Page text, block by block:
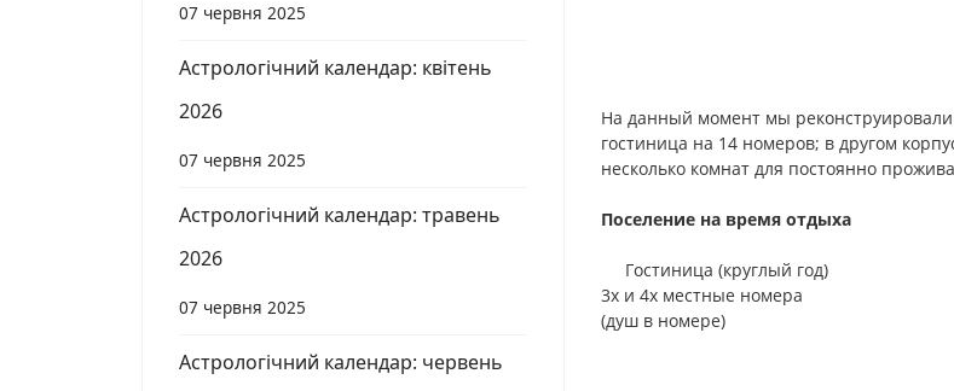
07 червня 2025
Астрологічний календар: квітень
2026
07 червня 2025
Астрологічний календар: травень
2026
07 червня 2025
Астрологічний календар: червень
На данный момент мы реконструировали
гостиница на 14 номеров; в другом
несколько комнат для постоянно
Поселение на время отдыха
Гостиница (круглый год)
3х и 4х местные номера
(душ в номере)